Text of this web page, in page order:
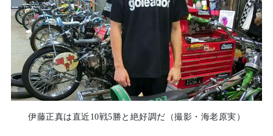
伊藤正真は直近10戦5勝と絶好調だ（撮影・海老原実）